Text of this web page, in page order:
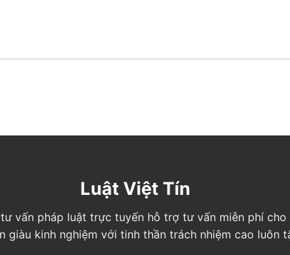
Luật Việt Tín
vấn pháp luật trực tuyến hỗ trợ tư vấn miễn phí cho
giàu kinh nghiệm với tinh thần trách nhiệm cao luôn